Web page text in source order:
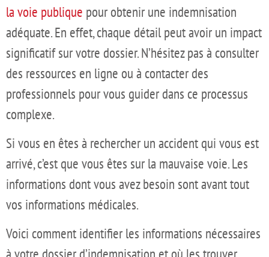
la voie publique pour obtenir une indemnisation
adéquate. En effet, chaque détail peut avoir un impact
significatif sur votre dossier. N’hésitez pas à consulter
des ressources en ligne ou à contacter des
professionnels pour vous guider dans ce processus
complexe.
Si vous en êtes à rechercher un accident qui vous est
arrivé, c’est que vous êtes sur la mauvaise voie. Les
informations dont vous avez besoin sont avant tout
vos informations médicales.
Voici comment identifier les informations nécessaires